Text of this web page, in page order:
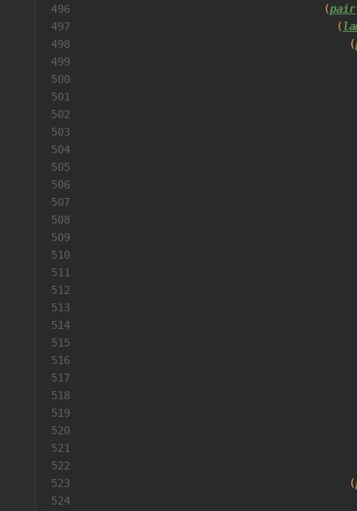
496
(pair
497
(
498
(
499
500
501
502
503
504
505
506
507
508
509
510
511
512
513
514
515
516
517
518
519
520
521
522
523
(
524